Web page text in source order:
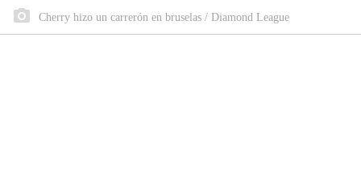
Cherry hizo un carrerón en bruselas / Diamond League